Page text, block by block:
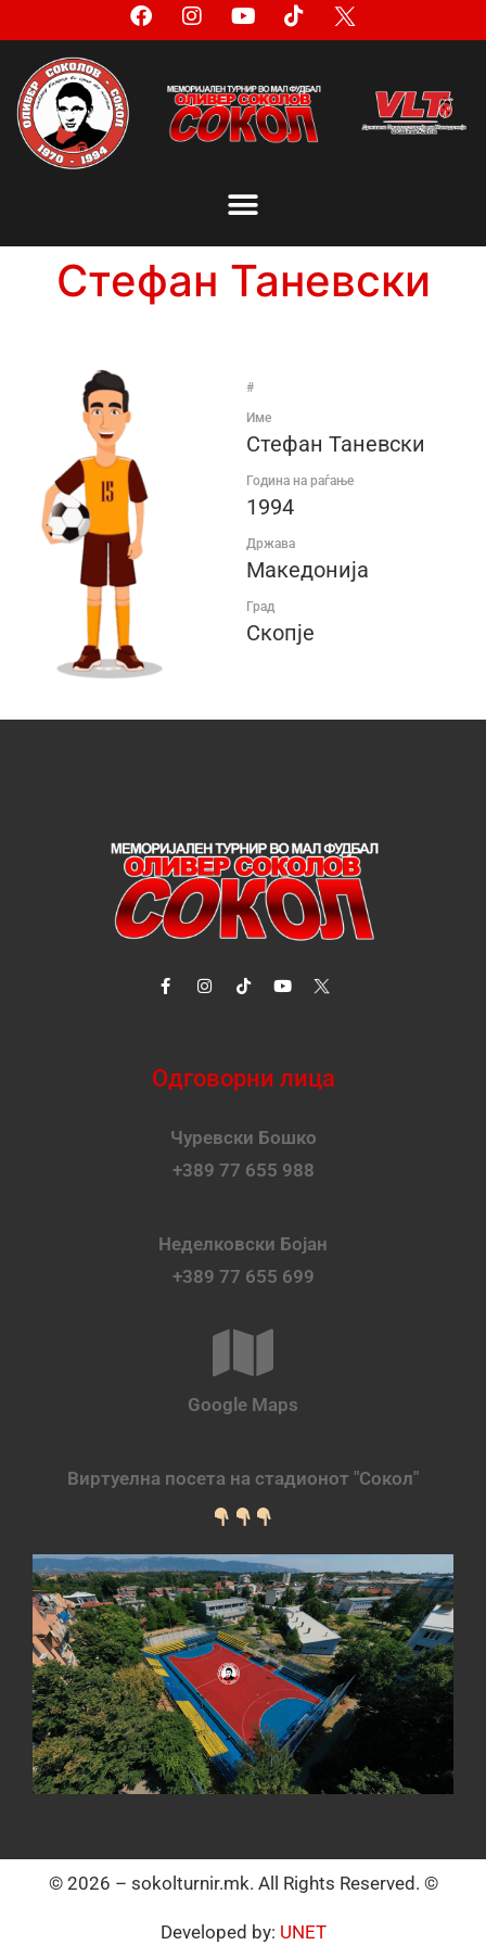
Стефан Таневски
#
Име
Стефан Таневски
Година на раѓање
1994
Држава
Македонија
Град
Скопје
Одговорни лица
Чуревски Бошко
+389 77 655 988
Неделковски Бојан
+389 77 655 699
Google Maps
Виртуелна посета на стадионот "Сокол"
© 2026 – sokolturnir.mk. All Rights Reserved. ©
Developed by: UNET